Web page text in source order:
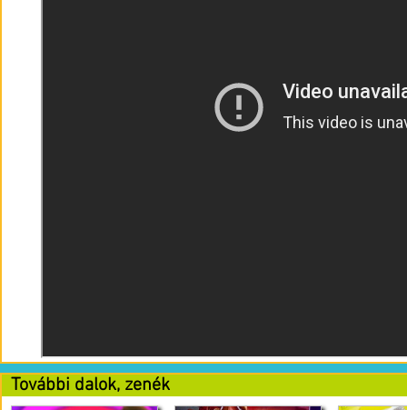
További dalok, zenék